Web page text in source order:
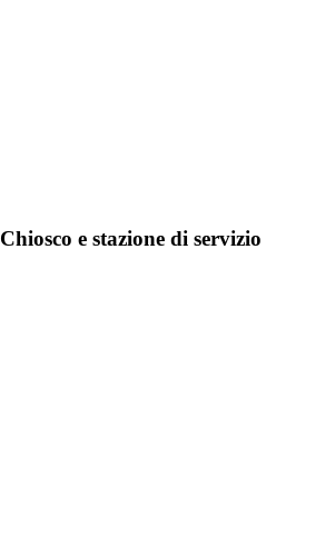
Chiosco e stazione di servizio